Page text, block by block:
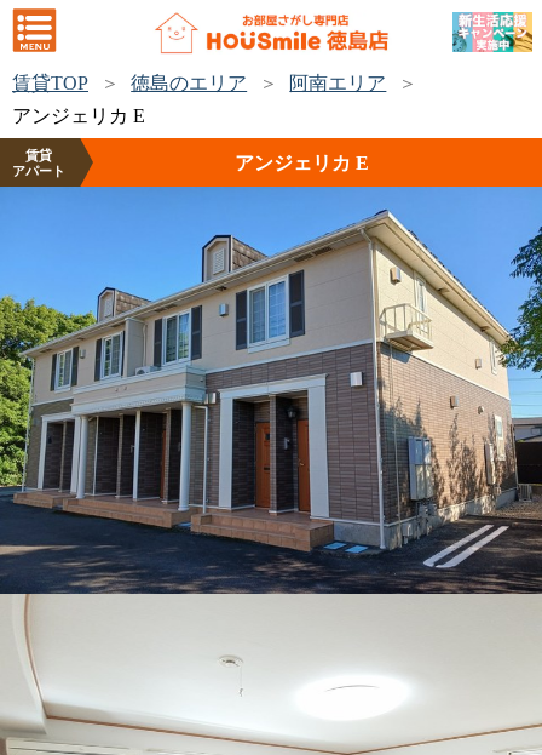
賃貸TOP 徳島のエリア
阿南エリア
アンジェリカ E
賃貸
アパート
アンジェリカ E